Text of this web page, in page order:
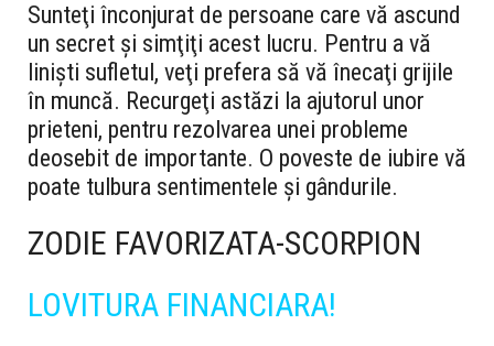
Sunteţi înconjurat de persoane care vă ascund
un secret şi simţiţi acest lucru. Pentru a vă
linişti sufletul, veţi prefera să vă înecaţi grijile
în muncă. Recurgeţi astăzi la ajutorul unor
prieteni, pentru rezolvarea unei probleme
deosebit de importante. O poveste de iubire vă
poate tulbura sentimentele şi gândurile.
ZODIE FAVORIZATA-SCORPION
LOVITURA FINANCIARA!